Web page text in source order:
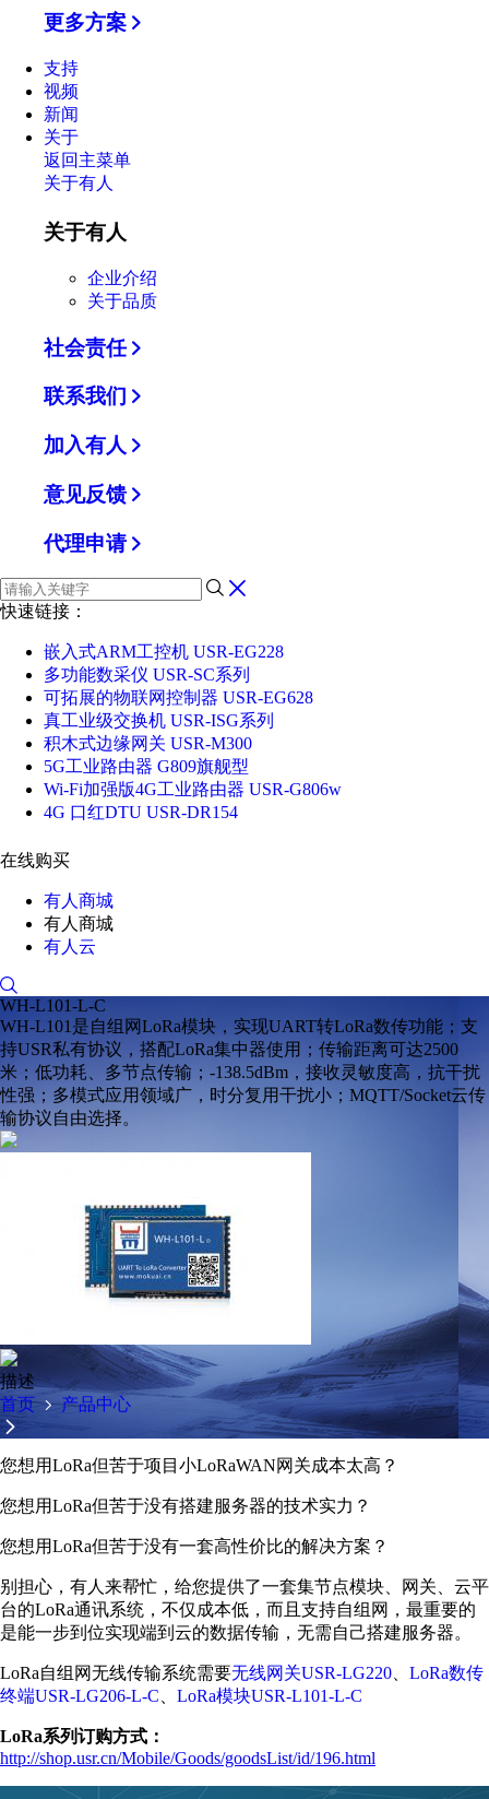
更多方案
支持
视频
新闻
关于
返回主菜单
关于有人
关于有人
企业介绍
关于品质
社会责任
联系我们
加入有人
意见反馈
代理申请
快速链接：
嵌入式ARM工控机 USR-EG228
多功能数采仪 USR-SC系列
可拓展的物联网控制器 USR-EG628
真工业级交换机 USR-ISG系列
积木式边缘网关 USR-M300
5G工业路由器 G809旗舰型
Wi-Fi加强版4G工业路由器 USR-G806w
4G 口红DTU USR-DR154
在线购买
有人商城
有人商城
有人云
WH-L101-L-C
WH-L101是自组网LoRa模块，实现UART转LoRa数传功能；支
持USR私有协议，搭配LoRa集中器使用；传输距离可达2500
米；低功耗、多节点传输；-138.5dBm，接收灵敏度高，抗干扰
性强；多模式应用领域广，时分复用干扰小；MQTT/Socket云传
输协议自由选择。
描述
首页
产品中心
您想用LoRa但苦于项目小LoRaWAN网关成本太高？
您想用LoRa但苦于没有搭建服务器的技术实力？
您想用LoRa但苦于没有一套高性价比的解决方案？
别担心，有人来帮忙，给您提供了一套集节点模块、网关、云平
台的LoRa通讯系统，不仅成本低，而且支持自组网，最重要的
是能一步到位实现端到云的数据传输，无需自己搭建服务器。
LoRa自组网无线传输系统需要无线网关USR-LG220
LoRa数传
终端USR-LG206-L-C
LoRa模块USR-L101-L-C
LoRa系列订购方式：
http://shop.usr.cn/Mobile/Goods/goodsList/id/196.html